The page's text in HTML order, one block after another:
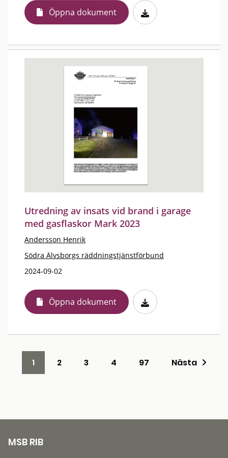
Öppna dokument
Utredning av insats vid brand i garage
med gasflaskor Mark 2023
Andersson Henrik
Södra Älvsborgs räddningstjänstförbund
2024-09-02
Öppna dokument
1 2 3 4 97 Nästa
MSB RIB